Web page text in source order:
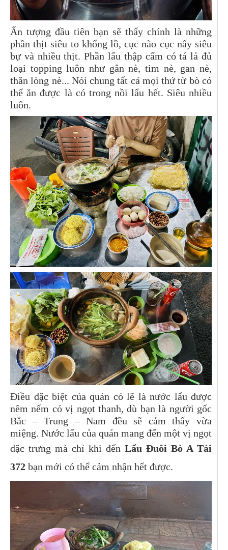
Ấn tượng đầu tiên bạn sẽ thấy chính là những
phần thịt siêu to khổng lồ, cục nào cục nấy siêu
bự và nhiều thịt. Phần lẩu thập cẩm có tá lả đủ
loại topping luôn như gân nè, tim nè, gan nè,
thăn lòng nè... Nói chung tất cả mọi thứ từ bò có
thể ăn được là có trong nồi lẩu hết. Siêu nhiều
luôn.
Điều đặc biệt của quán có lẽ là nước lẩu được
nêm nếm có vị ngọt thanh, dù bạn là người gốc
Bắc – Trung – Nam đều sẽ cảm thấy vừa
miệng. Nước lẩu của quán mang đến một vị ngọt
đặc trưng mà chỉ khi đến Lẩu Đuôi Bò A Tài
372 bạn mới có thể cảm nhận hết được.